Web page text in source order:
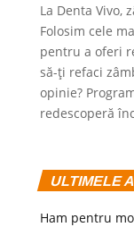
La Denta Vivo,
Folosim cele
pentru a oferi
să-ți refaci
opinie?
redescoperă
ULTIMELE
Ham pentru